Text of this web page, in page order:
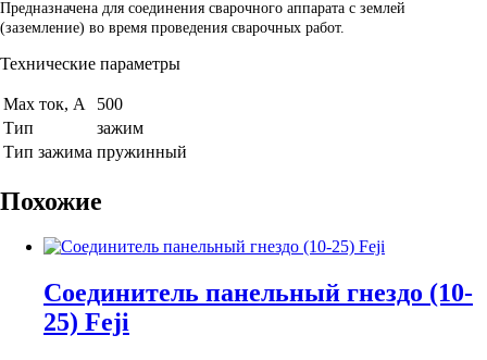
Предназначена для соединения сварочного аппарата с землей
(заземление) во время проведения сварочных работ.
Технические параметры
Max ток, А
500
Тип
зажим
Тип зажима пружинный
Похожие
Соединитель панельный гнездо (10-
25) Feji